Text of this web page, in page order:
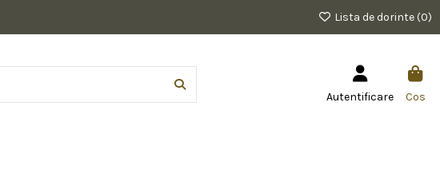
Lista de dorinte (0)
Autentificare Cos